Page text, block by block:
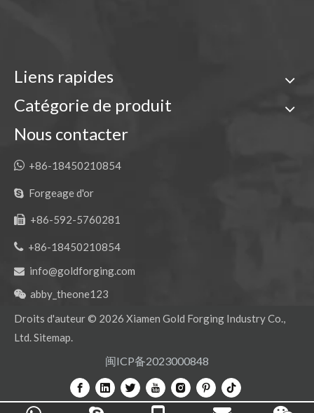
Liens rapides
Catégorie de produit
Nous contacter
 +86-18450210854
 Forgeage d'or
 +86-592-5760281
 +86-18450210854
 info@goldforging.com
 abby_theone123
Droits d'auteur © 2026 Xiamen Gold Forging Industry Co.,
Ltd.Sitemap.
闽ICP备2023000848